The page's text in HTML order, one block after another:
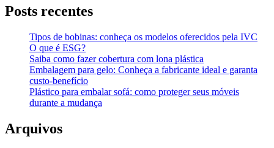
Posts recentes
Tipos de bobinas: conheça os modelos oferecidos pela IVC
O que é ESG?
Saiba como fazer cobertura com lona plástica
Embalagem para gelo: Conheça a fabricante ideal e garanta
custo-benefício
Plástico para embalar sofá: como proteger seus móveis
durante a mudança
Arquivos